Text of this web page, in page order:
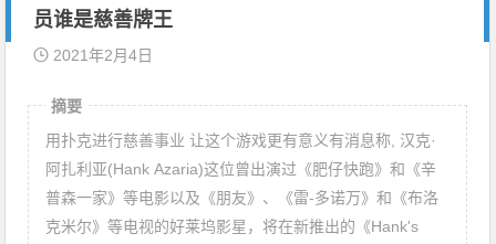
员谁是慈善牌王
2021年2月4日
摘要
用扑克进行慈善事业 让这个游戏更有意义有消息称, 汉克·
阿扎利亚(Hank Azaria)这位曾出演过《肥仔快跑》和《辛
普森一家》等电影以及《朋友》、《雷-多诺万》和《布洛
克米尔》等电视的好莱坞影星，将在新推出的《Hank's